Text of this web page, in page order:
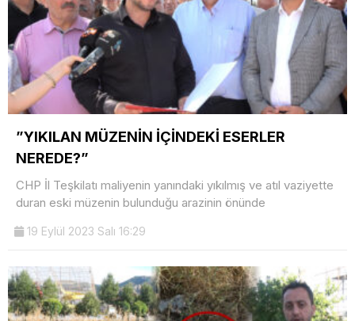
”YIKILAN MÜZENİN İÇİNDEKİ ESERLER
NEREDE?”
CHP İl Teşkilatı maliyenin yanındaki yıkılmış ve atıl vaziyette
duran eski müzenin bulunduğu arazinin önünde
19 Eylül 2023 Salı 16:29